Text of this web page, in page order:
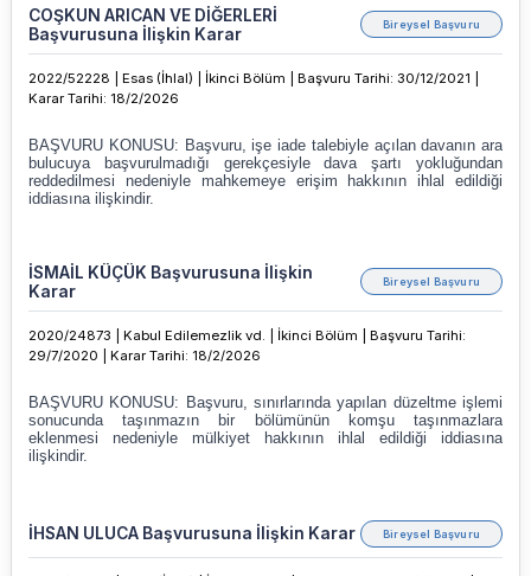
COŞKUN ARICAN VE DİĞERLERİ
Başvurusuna İlişkin Karar
Bireysel Başvuru
2022/52228 | Esas (İhlal) | İkinci Bölüm | Başvuru Tarihi: 30/12/2021 |
Karar Tarihi: 18/2/2026
İSMAİL KÜÇÜK Başvurusuna İlişkin
Karar
Bireysel Başvuru
2020/24873 | Kabul Edilemezlik vd. | İkinci Bölüm | Başvuru Tarihi:
29/7/2020 | Karar Tarihi: 18/2/2026
İHSAN ULUCA Başvurusuna İlişkin Karar Bireysel Başvuru